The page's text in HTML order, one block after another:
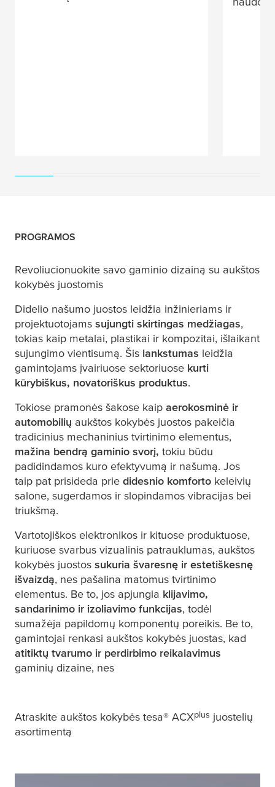
PROGRAMOS
Revoliucionuokite savo gaminio dizainą su aukštos
kokybės juostomis
Didelio našumo juostos leidžia inžinieriams ir
projektuotojams sujungti skirtingas medžiagas,
tokias kaip metalai, plastikai ir kompozitai, išlaikant
sujungimo vientisumą. Šis lankstumas leidžia
gamintojams įvairiuose sektoriuose kurti
kūrybiškus, novatoriškus produktus.
Tokiose pramonės šakose kaip aerokosminė ir
automobilių aukštos kokybės juostos pakeičia
tradicinius mechaninius tvirtinimo elementus,
mažina bendrą gaminio svorį, tokiu būdu
padidindamos kuro efektyvumą ir našumą. Jos
taip pat prisideda prie didesnio komforto keleivių
salone, sugerdamos ir slopindamos vibracijas bei
triukšmą.
Vartotojiškos elektronikos ir kituose produktuose,
kuriuose svarbus vizualinis patrauklumas, aukštos
kokybės juostos sukuria švaresnę ir estetiškesnę
išvaizdą, nes pašalina matomus tvirtinimo
elementus. Be to, jos apjungia klijavimo,
sandarinimo ir izoliavimo funkcijas, todėl
sumažėja papildomų komponentų poreikis. Be to,
gamintojai renkasi aukštos kokybės juostas, kad
atitiktų tvarumo ir perdirbimo reikalavimus
gaminių dizaine, nes
Atraskite aukštos kokybės tesa® ACXplus juostelių
asortimentą